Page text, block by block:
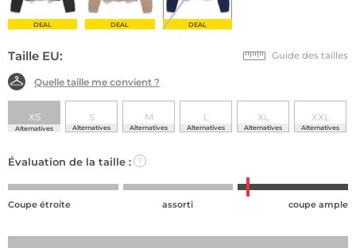
DEAL DEAL DEAL
Taille EU: Guide des tailles
Quelle taille me convient ?
XS
Alternatives
S
Alternatives
M
Alternatives
L
Alternatives
XL
Alternatives
XXL
Alternatives
Évaluation de la taille : ?
Coupe étroite assorti coupe ample